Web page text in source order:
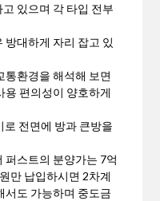
있으며 각 타입 전부
방대하게 자리 잡고 있
통환경을 해석해 보면
용 편의성이 양호하게
전면에 방과 큰방을
퍼스트의 분양가는 7억
만 납입하시면 2차계
서도 가능하며 중도금